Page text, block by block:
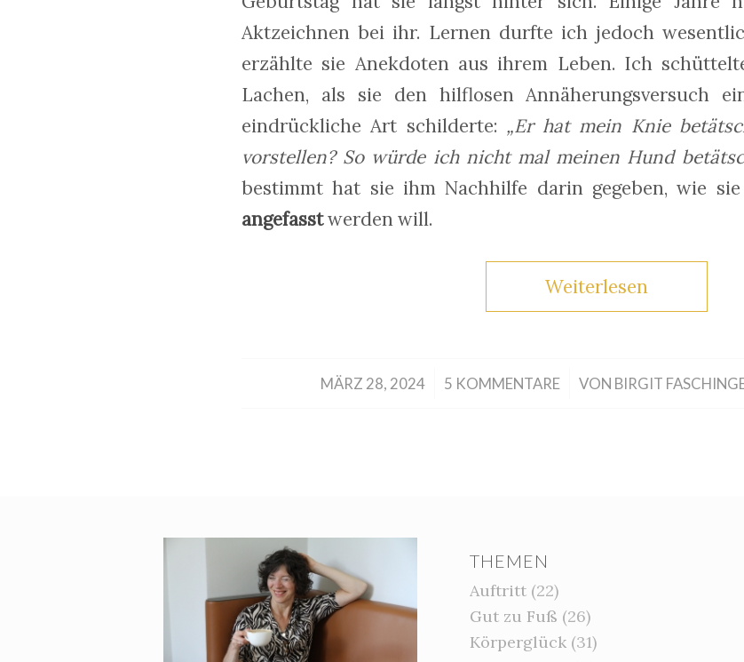
Aktzeichnen bei ihr. Lernen durfte ich jedoch
erzählte sie Anekdoten aus ihrem Leben. Ich
Lachen, als sie den hilflosen Annäherungsversuch
eindrückliche Art schilderte: „Er hat mein Knie
vorstellen? So würde ich nicht mal meinen Hund
bestimmt hat sie ihm Nachhilfe darin gegeben, wie
angefasstwerden will.
Weiterlesen
MÄRZ 28, 2024
/ 5 KOMMENTARE
/ VON BIRGIT
THEMEN
Auftritt(22)
Gut zu Fuß (26)
Körperglück(31)